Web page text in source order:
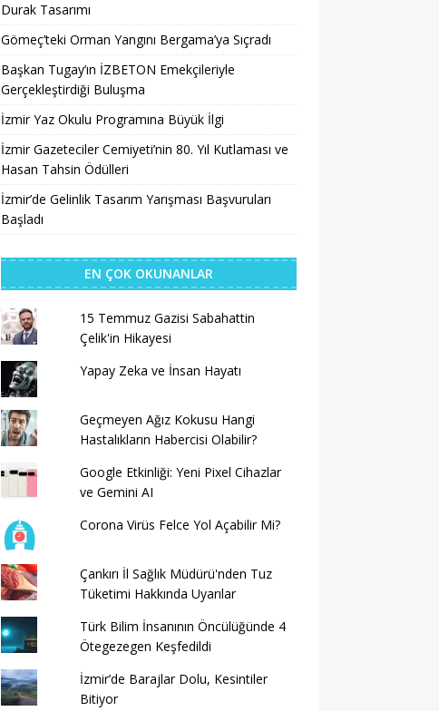
Durak Tasarımı
Gömeç’teki Orman Yangını Bergama’ya Sıçradı
Başkan Tugay’ın İZBETON Emekçileriyle
Gerçekleştirdiği Buluşma
İzmir Yaz Okulu Programına Büyük İlgi
İzmir Gazeteciler Cemiyeti’nin 80. Yıl Kutlaması ve
Hasan Tahsin Ödülleri
İzmir’de Gelinlik Tasarım Yarışması Başvuruları
Başladı
EN ÇOK OKUNANLAR
15 Temmuz Gazisi Sabahattin
Çelik'in Hikayesi
Yapay Zeka ve İnsan Hayatı
Geçmeyen Ağız Kokusu Hangi
Hastalıkların Habercisi Olabilir?
Google Etkinliği: Yeni Pixel Cihazlar
ve Gemini AI
Corona Virüs Felce Yol Açabilir Mi?
Çankırı İl Sağlık Müdürü'nden Tuz
Tüketimi Hakkında Uyarılar
Türk Bilim İnsanının Öncülüğünde 4
Ötegezegen Keşfedildi
İzmir’de Barajlar Dolu, Kesintiler
Bitiyor